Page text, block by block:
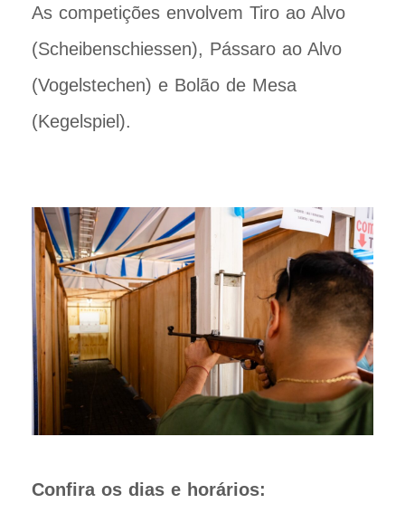
As competições envolvem Tiro ao Alvo
(Scheibenschiessen), Pássaro ao Alvo
(Vogelstechen) e Bolão de Mesa
(Kegelspiel).
Confira os dias e horários: